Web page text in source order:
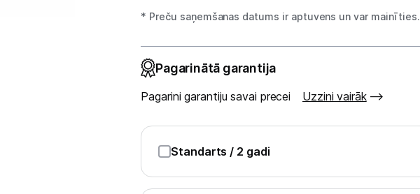
Kafijas pagatavošana
Mazā virtuves tehnika
* Preču saņemšanas datums ir aptuvens un var mainīties.
Pagarinātā garantija
Pagarini garantiju savai precei Uzzini vairāk
Standarts / 2 gadi